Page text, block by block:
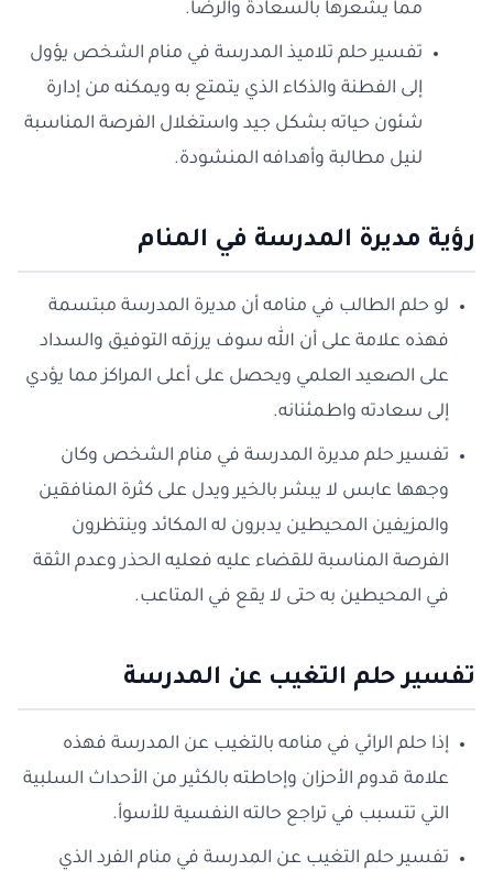
مما يشعرها بالسعادة والرضا.
تفسير حلم تلاميذ المدرسة في منام الشخص يؤول
إلى الفطنة والذكاء الذي يتمتع به ويمكنه من إدارة
شئون حياته بشكل جيد واستغلال الفرصة المناسبة
لنيل مطالبة وأهدافه المنشودة.
رؤية مديرة المدرسة في المنام
لو حلم الطالب في منامه أن مديرة المدرسة مبتسمة
فهذه علامة على أن الله سوف يرزقه التوفيق والسداد
على الصعيد العلمي ويحصل على أعلى المراكز مما يؤدي
إلى سعادته واطمئنانه.
تفسير حلم مديرة المدرسة في منام الشخص وكان
وجهها عابس لا يبشر بالخير ويدل على كثرة المنافقين
والمزيفين المحيطين يدبرون له المكائد وينتظرون
الفرصة المناسبة للقضاء عليه فعليه الحذر وعدم الثقة
في المحيطين به حتى لا يقع في المتاعب.
تفسير حلم التغيب عن المدرسة
إذا حلم الرائي في منامه بالتغيب عن المدرسة فهذه
علامة قدوم الأحزان وإحاطته بالكثير من الأحداث السلبية
التي تتسبب في تراجع حالته النفسية للأسوأ.
تفسير حلم التغيب عن المدرسة في منام الفرد الذي